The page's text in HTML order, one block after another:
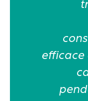
efficace